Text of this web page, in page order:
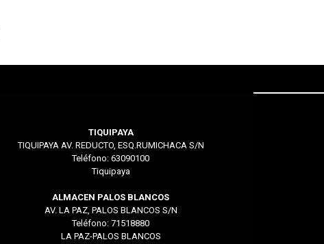
TIQUIPAYA
TIQUIPAYA AV. REDUCTO, ESQ.RUMICHACA S/N
Teléfono: 63090100
Tiquipaya
ALMACEN PALOS BLANCOS
AV. LA PAZ, PALOS BLANCOS S/N
Teléfono: 71518880
LA PAZ-PALOS BLANCOS